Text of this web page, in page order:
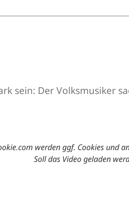
sein: Der Volksmusiker
werden ggf. Cookies und
Soll das Video geladen